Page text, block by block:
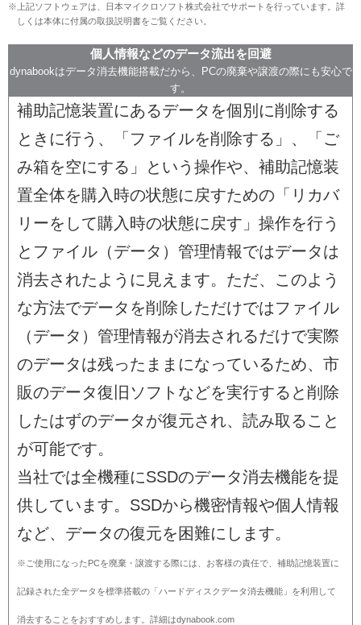
※上記ソフトウェアは、日本マイクロソフト株式会社でサポートを行っています。詳
しくは本体に付属の取扱説明書をご覧ください。
個人情報などのデータ流出を回避
dynabookはデータ消去機能搭載だから、PCの廃棄や譲渡の際にも安心で
す。
補助記憶装置にあるデータを個別に削除する
ときに行う、「ファイルを削除する」、「ご
み箱を空にする」という操作や、補助記憶装
置全体を購入時の状態に戻すための「リカバ
リーをして購入時の状態に戻す」操作を行う
とファイル（データ）管理情報ではデータは
消去されたように見えます。ただ、このよう
な方法でデータを削除しただけではファイル
（データ）管理情報が消去されるだけで実際
のデータは残ったままになっているため、市
販のデータ復旧ソフトなどを実行すると削除
したはずのデータが復元され、読み取ること
が可能です。
当社では全機種にSSDのデータ消去機能を提
供しています。SSDから機密情報や個人情報
など、データの復元を困難にします。
※ご使用になったPCを廃棄・譲渡する際には、お客様の責任で、補助記憶装置に
記録された全データを標準搭載の「ハードディスクデータ消去機能」を利用して
消去することをおすすめします。詳細はdynabook.com